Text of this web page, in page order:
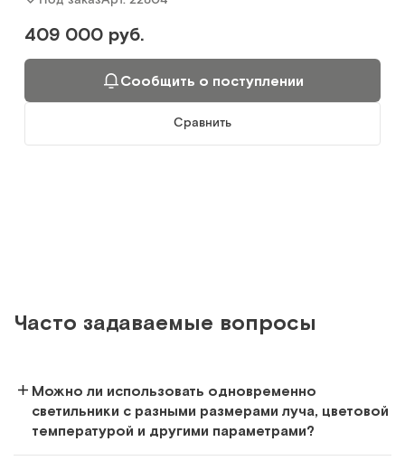
409 000 руб.
Сообщить о поступлении
Сравнить
Часто задаваемые вопросы
Можно ли использовать одновременно
светильники с разными размерами луча, цветовой
температурой и другими параметрами?